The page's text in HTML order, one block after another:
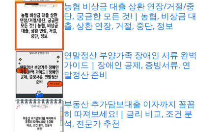
농협 비상금 대출 상환 연장/거절/중
단, 궁금한 모든 것! | 농협, 비상금 대
출, 상환 연장, 거절, 중단, 정보
연말정산 부양가족 장애인 서류 완벽
가이드 | 장애인 공제, 증빙서류, 연
말정산 준비
부동산 추가담보대출 이자까지 꼼꼼
히 따져보세요! | 금리 비교, 조건 분
석, 전문가 추천